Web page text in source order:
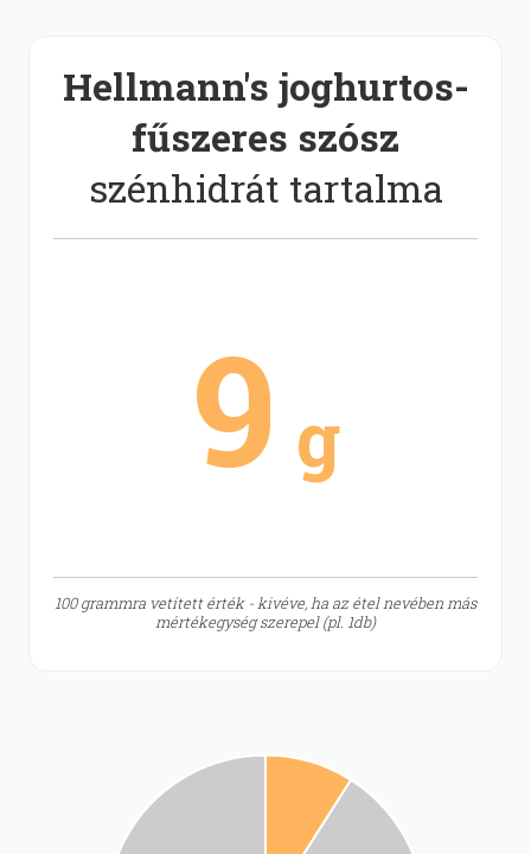
Hellmann's joghurtos-
fűszeres szósz
szénhidrát tartalma
9 g
100 grammra vetített érték - kivéve, ha az étel nevében más
mértékegység szerepel (pl. 1db)